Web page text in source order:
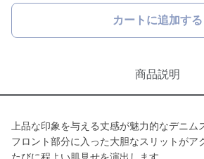
カートに追加する
商品説明
上品な印象を与える丈感が魅力的なデニム
フロント部分に入った大胆なスリットがア